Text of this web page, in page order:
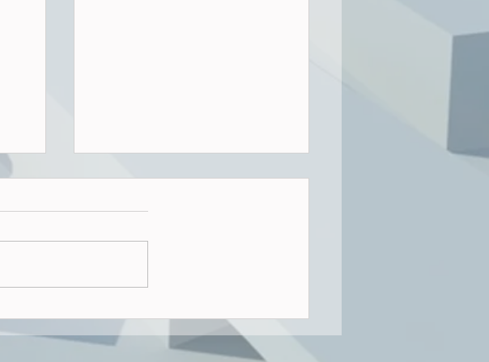
Wohnungsbau-Turbo - nur heiße
genehmigt worden. Nach
2024 dürfte das Ziel von
jährlich 10.000 Wohnungen